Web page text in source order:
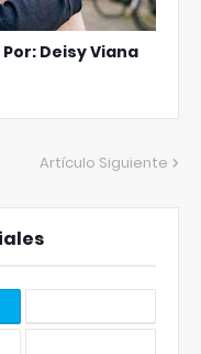
Deisy Viana
Artículo Siguiente